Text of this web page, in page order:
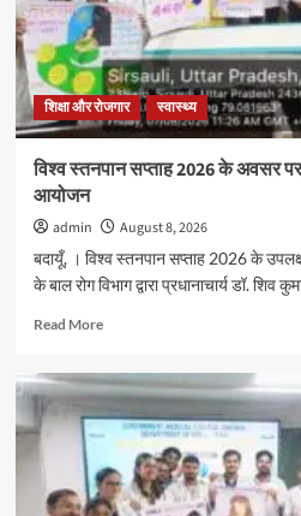
शिक्षा और रोजगार स्वास्थ्य
विश्व स्तनपान सप्ताह 2026 के अवसर पर
आयोजन
admin
August 8, 2026
बदायूँ, । विश्व स्तनपान सप्ताह 2026 के
के बाल रोग विभाग द्वारा प्रधानाचार्य डॉ. शिव
Read MoreRead
विश्व
स्तनपान
सप्ताह
2026
के
अवसर